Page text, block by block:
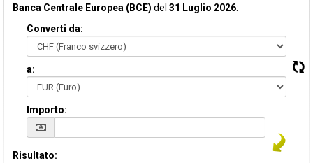
Banca Centrale Europea (BCE) del 31 Luglio 2026:
Converti da:
a:
Importo:
Risultato: